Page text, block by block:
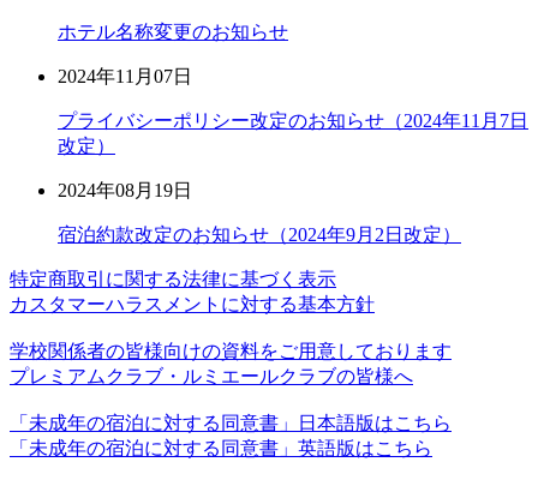
ホテル名称変更のお知らせ
2024年11月07日
プライバシーポリシー改定のお知らせ（2024年11月7日
改定）
2024年08月19日
宿泊約款改定のお知らせ（2024年9月2日改定）
特定商取引に関する法律に基づく表示
カスタマーハラスメントに対する基本方針
学校関係者の皆様向けの資料をご用意しております
プレミアムクラブ・ルミエールクラブの皆様へ
「未成年の宿泊に対する同意書」日本語版はこちら
「未成年の宿泊に対する同意書」英語版はこちら